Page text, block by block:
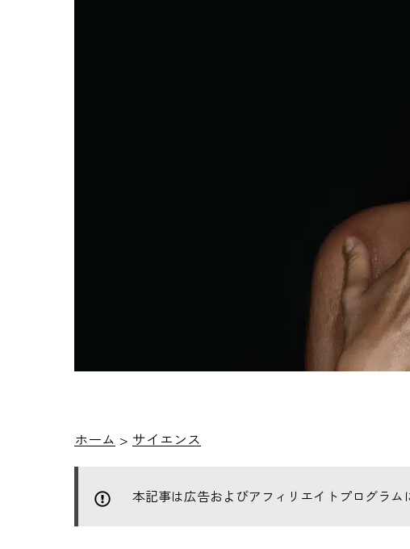
ホーム > サイエンス
本記事は広告およびアフィリエイトプログラム